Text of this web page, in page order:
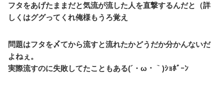
フタをあげたままだと気流が流した人を直撃するんだと（詳
しくはググってくれ俺様もうろ覚え
問題はフタを〆てから流すと流れたかどうだか分かんないだ
よねぇ。
実際流すのに失敗してたこともある(´・ω・｀)ｼｮﾎﾞｰﾝ